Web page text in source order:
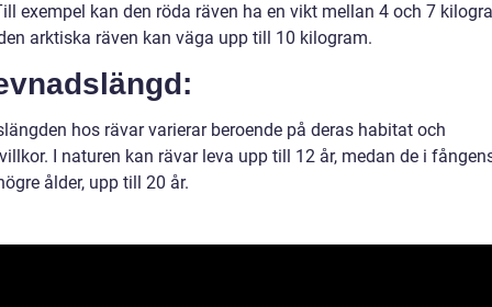
exempel kan den röda räven ha en vikt mellan 4 och 7
arktiska räven kan väga upp till 10 kilogram.
hos rävar varierar beroende på deras habitat och
I naturen kan rävar leva upp till 12 år, medan de i
ålder, upp till 20 år.